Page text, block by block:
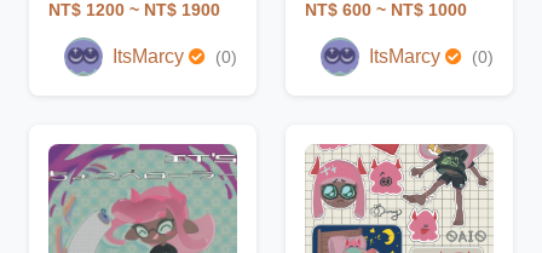
NT$ 1200 ~ NT$ 1900
ItsMarcy (0)
NT$ 600 ~ NT$ 1000
ItsMarcy (0)